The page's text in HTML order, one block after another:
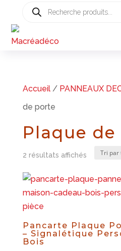
Recherche
de
Accueil/ PANNEAUX
de porte
Plaque
2 résultats affichésTrié
prix
Pancarte Plaque
– Signalétique
Bois